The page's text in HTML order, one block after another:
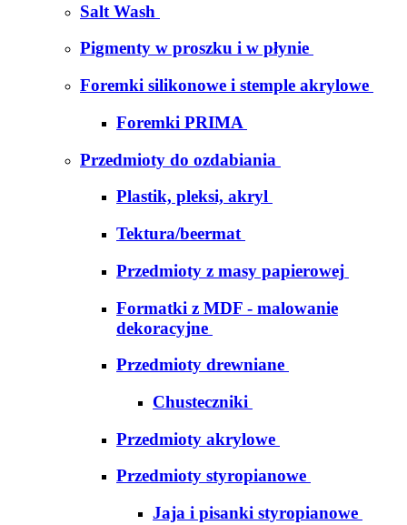
Salt Wash
Pigmenty w proszku i w płynie
Foremki silikonowe i stemple akrylowe
Foremki PRIMA
Przedmioty do ozdabiania
Plastik, pleksi, akryl
Tektura/beermat
Przedmioty z masy papierowej
Formatki z MDF - malowanie
dekoracyjne
Przedmioty drewniane
Chusteczniki
Przedmioty akrylowe
Przedmioty styropianowe
Jaja i pisanki styropianowe